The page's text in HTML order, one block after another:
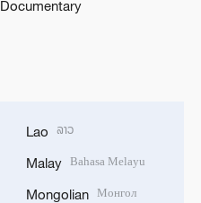
Documentary
Lao ລາວ
Malay Bahasa Melayu
Mongolian Монгол